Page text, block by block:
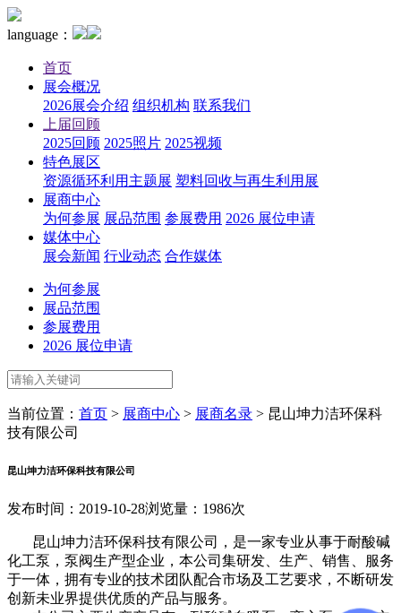
language：
首页
展会概况
2026展会介绍 组织机构 联系我们
上届回顾
2025回顾 2025照片 2025视频
特色展区
资源循环利用主题展 塑料回收与再生利用展
展商中心
为何参展 展品范围 参展费用 2026 展位申请
媒体中心
展会新闻 行业动态 合作媒体
为何参展
展品范围
参展费用
2026 展位申请
当前位置： 首页 > 展商中心 > 展商名录 > 昆山坤力洁环保科
技有限公司
昆山坤力洁环保科技有限公司
发布时间：2019-10-28浏览量：1986次
昆山坤力洁环保科技有限公司，是一家专业从事于耐酸碱
化工泵，泵阀生产型企业，本公司集研发、生产、销售、服务
于一体，拥有专业的技术团队配合市场及工艺要求，不断研发
创新未业界提供优质的产品与服务。